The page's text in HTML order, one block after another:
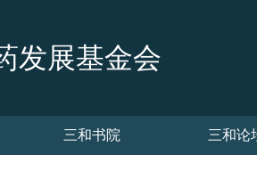
发展基金会
三和书院 三和论